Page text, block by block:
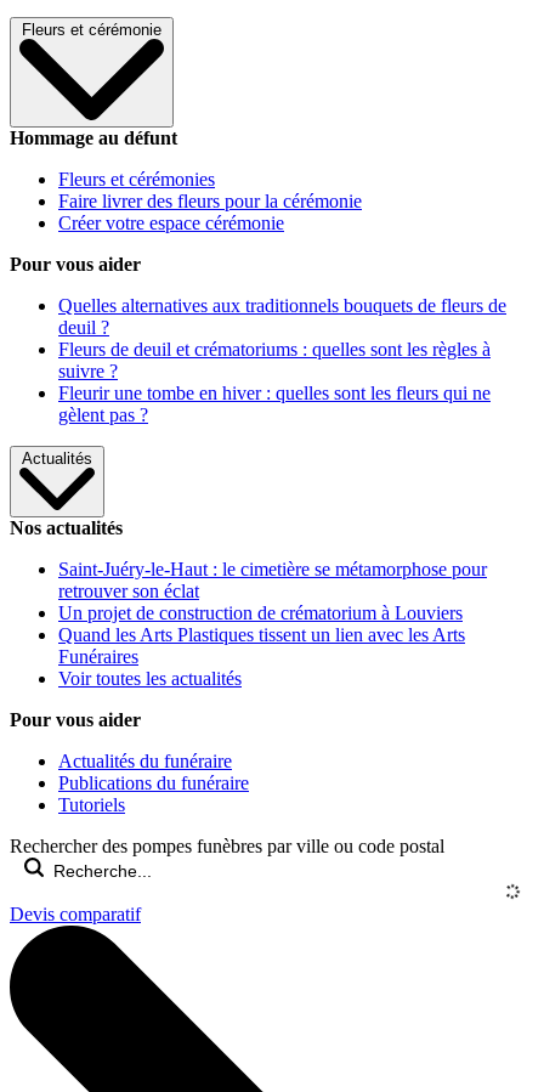
Fleurs et cérémonie
Hommage au défunt
Fleurs et cérémonies
Faire livrer des fleurs pour la cérémonie
Créer votre espace cérémonie
Pour vous aider
Quelles alternatives aux traditionnels bouquets de fleurs de
deuil ?
Fleurs de deuil et crématoriums : quelles sont les règles à
suivre ?
Fleurir une tombe en hiver : quelles sont les fleurs qui ne
gèlent pas ?
Actualités
Nos actualités
Saint-Juéry-le-Haut : le cimetière se métamorphose pour
retrouver son éclat
Un projet de construction de crématorium à Louviers
Quand les Arts Plastiques tissent un lien avec les Arts
Funéraires
Voir toutes les actualités
Pour vous aider
Actualités du funéraire
Publications du funéraire
Tutoriels
Rechercher des pompes funèbres par ville ou code postal
Devis comparatif